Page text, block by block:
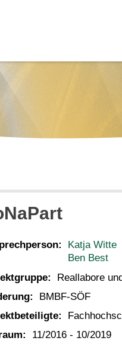
Katja Witte
Ben Best
Reallabore
BMBF-SÖF
11/2016 - 10/2019